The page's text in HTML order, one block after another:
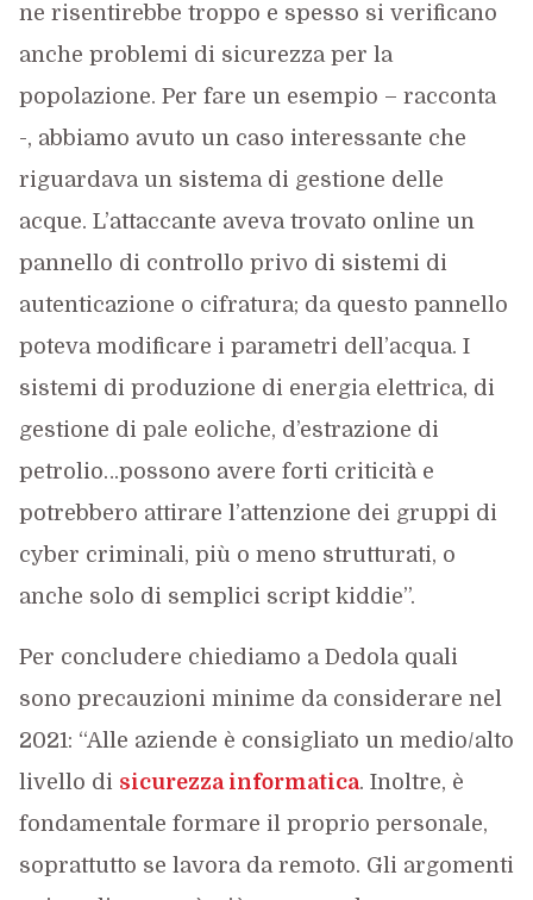
ne risentirebbe troppo e spesso si verificano
anche problemi di sicurezza per la
popolazione. Per fare un esempio – racconta
-, abbiamo avuto un caso interessante che
riguardava un sistema di gestione delle
acque. L’attaccante aveva trovato online un
pannello di controllo privo di sistemi di
autenticazione o cifratura; da questo pannello
poteva modificare i parametri dell’acqua. I
sistemi di produzione di energia elettrica, di
gestione di pale eoliche, d’estrazione di
petrolio…possono avere forti criticità e
potrebbero attirare l’attenzione dei gruppi di
cyber criminali, più o meno strutturati, o
anche solo di semplici script kiddie”.
Per concludere chiediamo a Dedola quali
sono precauzioni minime da considerare nel
2021: “Alle aziende è consigliato un medio/alto
livello di sicurezza informatica. Inoltre, è
fondamentale formare il proprio personale,
soprattutto se lavora da remoto. Gli argomenti